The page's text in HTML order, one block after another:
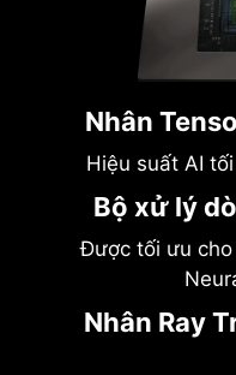
Nhân
Hiệu suất AI
Bộ xử lý
Được tối ưu
Nhân Ray